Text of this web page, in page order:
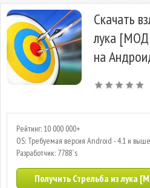
Скачать
лука [МОД
на
Рейтинг: 10 000 000+
OS: Требуемая версия Android - 4.1 и выше
Разработчик: 7788`s
Получить Стрельба из лука